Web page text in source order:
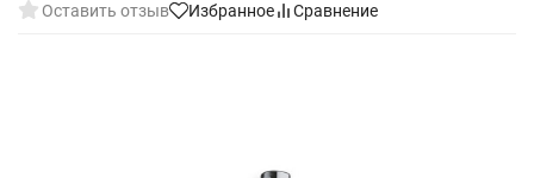
Оставить отзыв Избранное Сравнение